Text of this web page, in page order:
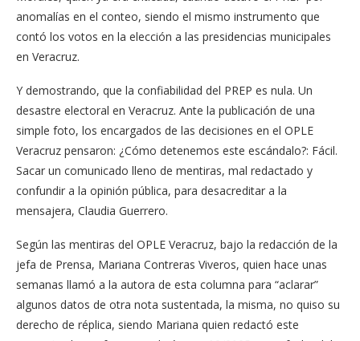
anomalías en el conteo, siendo el mismo instrumento que
contó los votos en la elección a las presidencias municipales
en Veracruz.
Y demostrando, que la confiabilidad del PREP es nula. Un
desastre electoral en Veracruz. Ante la publicación de una
simple foto, los encargados de las decisiones en el OPLE
Veracruz pensaron: ¿Cómo detenemos este escándalo?: Fácil.
Sacar un comunicado lleno de mentiras, mal redactado y
confundir a la opinión pública, para desacreditar a la
mensajera, Claudia Guerrero.
Según las mentiras del OPLE Veracruz, bajo la redacción de la
jefa de Prensa, Mariana Contreras Viveros, quien hace unas
semanas llamó a la autora de esta columna para “aclarar”
algunos datos de otra nota sustentada, la misma, no quiso su
derecho de réplica, siendo Mariana quien redactó este